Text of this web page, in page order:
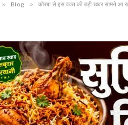
» Blog » कोरबा से इस वक्त की बड़ी खबर सामने आ